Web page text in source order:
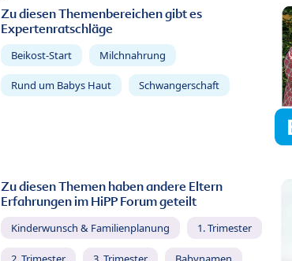
Zu diesen Themenbereichen gibt es
Expertenratschläge
Beikost-Start Milchnahrung
Rund um Babys Haut Schwangerschaft
Zu diesen Themen haben andere Eltern
Erfahrungen im HiPP Forum geteilt
Kinderwunsch & Familienplanung 1. Trimester